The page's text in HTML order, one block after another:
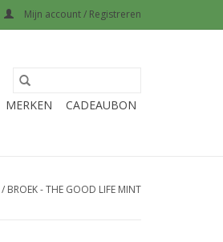
Mijn account / Registreren
MERKEN CADEAUBON
/ BROEK - THE GOOD LIFE MINT